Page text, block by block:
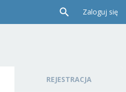
Zaloguj się
REJESTRACJA